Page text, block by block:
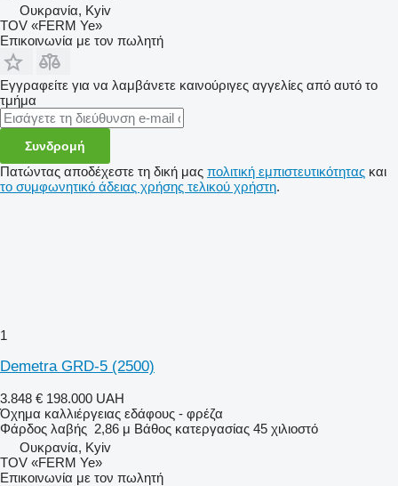
Ουκρανία, Kyiv
TOV «FERM Ye»
Επικοινωνία με τον πωλητή
Εγγραφείτε για να λαμβάνετε καινούριγες αγγελίες από αυτό το
τμήμα
Συνδρομή
Πατώντας αποδέχεστε τη δική μας πολιτική εμπιστευτικότητας και
το συμφωνητικό άδειας χρήσης τελικού χρήστη.
1
Demetra GRD-5 (2500)
3.848 € 198.000 UAH
Όχημα καλλιέργειας εδάφους - φρέζα
Φάρδος λαβής 2,86 μ Βάθος κατεργασίας 45 χιλιοστό
Ουκρανία, Kyiv
TOV «FERM Ye»
Επικοινωνία με τον πωλητή